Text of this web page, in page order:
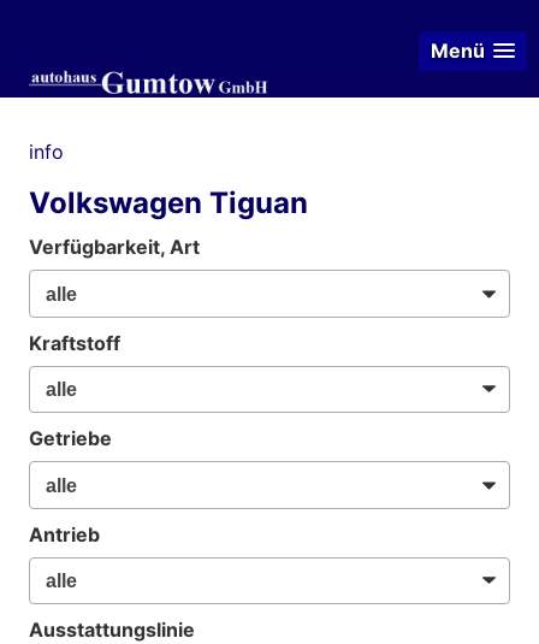
Menü
info
Volkswagen Tiguan
Verfügbarkeit, Art
Kraftstoff
Getriebe
Antrieb
Ausstattungslinie